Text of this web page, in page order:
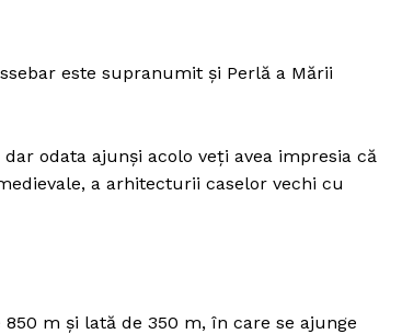
este supranumit şi Perlă a Mării
odata ajunşi acolo veţi avea impresia că
a arhitecturii caselor vechi cu
m şi lată de 350 m, în care se ajunge